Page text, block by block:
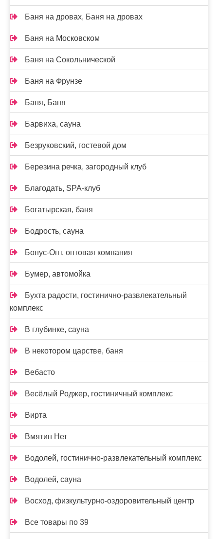
Баня на дровах, Баня на дровах
Баня на Московском
Баня на Сокольнической
Баня на Фрунзе
Баня, Баня
Барвиха, сауна
Безруковский, гостевой дом
Березина речка, загородный клуб
Благодать, SPA-клуб
Богатырская, баня
Бодрость, сауна
Бонус-Опт, оптовая компания
Бумер, автомойка
Бухта радости, гостинично-развлекательный
комплекс
В глубинке, сауна
В некотором царстве, баня
Вебасто
Весёлый Роджер, гостиничный комплекс
Вирта
Вмятин Нет
Водолей, гостинично-развлекательный комплекс
Водолей, сауна
Восход, физкультурно-оздоровительный центр
Все товары по 39